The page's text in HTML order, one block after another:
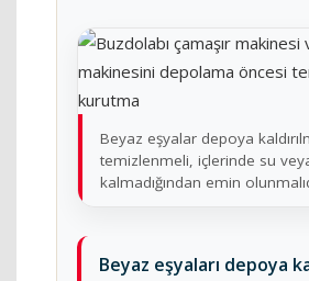
Beyaz eşyalar depoya
temizlenmeli, içlerinde su
kalmadığından emin
Beyaz eşyaları depoya